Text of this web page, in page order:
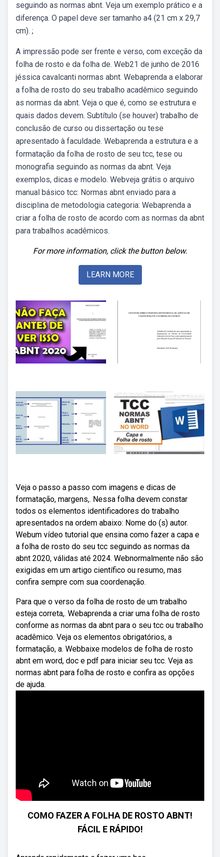
seguindo as normas abnt. Veja um exemplo prático e a
diferença. O papel deve ser tamanho a4 (21 cm x 29,7
cm). ;
A impressão pode ser frente e verso, com exceção da
folha de rosto e da folha de. Web21 de junho de 2016
jéssica cavalcanti normas abnt. Webaprenda a elaborar
a folha de rosto do seu trabalho acadêmico seguindo
as normas da abnt. Veja o que é, como se estrutura e
quais dados devem. Subtítulo (se houver) trabalho de
conclusão de curso ou dissertação ou tese
apresentado à faculdade. Webaprenda a estrutura e a
formatação da folha de rosto de seu tcc, tese ou
monografia seguindo as normas da abnt. Veja
exemplos, dicas e modelo. Webveja grátis o arquivo
manual básico tcc: Normas abnt enviado para a
disciplina de metodologia categoria: Webaprenda a
criar a folha de rosto de acordo com as normas da abnt
para trabalhos acadêmicos.
For more information, click the button below.
LEARN MORE
Veja o passo a passo com imagens e dicas de
formatação, margens,. Nessa folha devem constar
todos os elementos identificadores do trabalho
apresentados na ordem abaixo: Nome do (s) autor.
Webum vídeo tutorial que ensina como fazer a capa e
a folha de rosto do seu tcc seguindo as normas da
abnt 2020, válidas até 2024. Webnormalmente não são
exigidas em um artigo científico ou resumo, mas
confira sempre com sua coordenação.
Para que o verso da folha de rosto de um trabalho
esteja correta,. Webaprenda a criar uma folha de rosto
conforme as normas da abnt para o seu tcc ou trabalho
acadêmico. Veja os elementos obrigatórios, a
formatação, a. Webbaixe modelos de folha de rosto
abnt em word, doc e pdf para iniciar seu tcc. Veja as
normas abnt para folha de rosto e confira as opções
de ajuda.
COMO FAZER A FOLHA DE ROSTO ABNT!
FÁCIL E RÁPIDO!